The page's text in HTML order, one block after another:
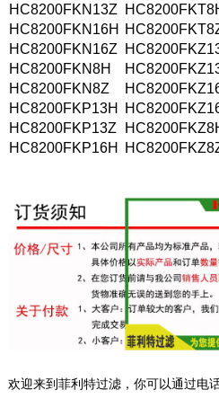
HC8200FKN13Z
HC8200FKN16H
HC8200FKN16Z
HC8200FKN8H
HC8200FKN8Z
HC8200FKP13H
HC8200FKP13Z
HC8200FKP16H
欢迎来到菲利特过滤，你可以通过电